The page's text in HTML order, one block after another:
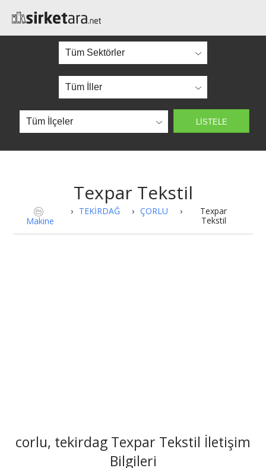
Texpar Tekstil
Makine
› TEKİRDAĞ › ÇORLU ›
Texpar
Tekstil
corlu, tekirdag Texpar Tekstil İletişim
Bilgileri